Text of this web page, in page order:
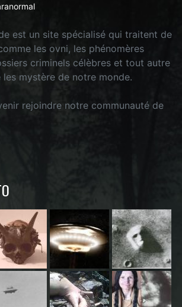
est un site spécialisé qui traitent de
les ovni, les phénomères
criminels célèbres et tout autre
mystère de notre monde.
rejoindre notre communauté de